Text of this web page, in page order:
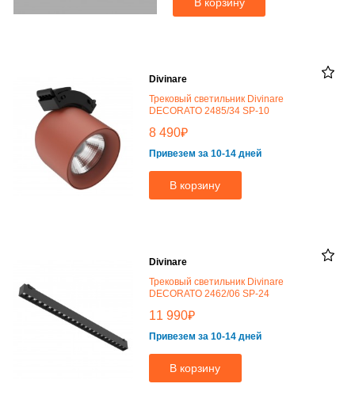
Divinare
Трековый светильник Divinare
DECORATO 2485/34 SP-10
8 490₽
Привезем за 10-14 дней
В корзину
Divinare
Трековый светильник Divinare
DECORATO 2462/06 SP-24
11 990₽
Привезем за 10-14 дней
В корзину